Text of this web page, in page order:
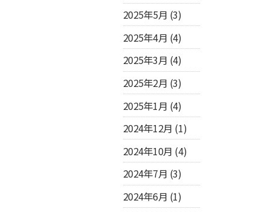
2025年5月 (3)
2025年4月 (4)
2025年3月 (4)
2025年2月 (3)
2025年1月 (4)
2024年12月 (1)
2024年10月 (4)
2024年7月 (3)
2024年6月 (1)